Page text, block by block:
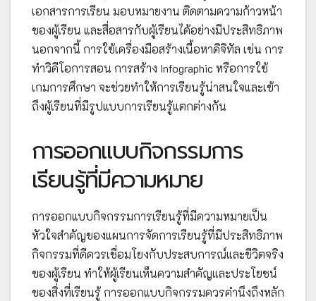
เอกสารการเรียน มอบหมายงาน ติดตามความก้าวหน้า
ของผู้เรียน และสื่อสารกับผู้เรียนได้อย่างมีประสิทธิภาพ
นอกจากนี้ การใช้เครื่องมือสร้างเนื้อหาดิจิทัล เช่น การ
ทำวิดีโอการสอน การสร้าง Infographic หรือการใช้
เกมการศึกษา จะช่วยทำให้การเรียนรู้น่าสนใจและเข้า
ถึงผู้เรียนที่มีรูปแบบการเรียนรู้แตกต่างกัน
การออกแบบกิจกรรมการ
เรียนรู้ที่มีความหมาย
การออกแบบกิจกรรมการเรียนรู้ที่มีความหมายเป็น
หัวใจสำคัญของแผนการจัดการเรียนรู้ที่มีประสิทธิภาพ
กิจกรรมที่ดีควรเชื่อมโยงกับประสบการณ์และชีวิตจริง
ของผู้เรียน ทำให้ผู้เรียนเห็นความสำคัญและประโยชน์
ของสิ่งที่เรียนรู้ การออกแบบกิจกรรมควรคำนึงถึงหลัก